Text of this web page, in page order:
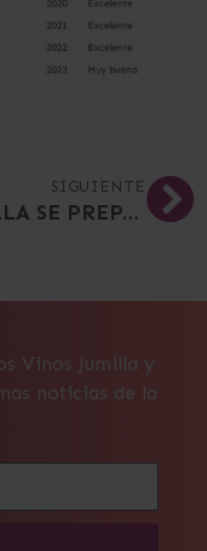
SIGUIENTE
JUMILLA SE PREPARA PARA RECIBIR EL 30 CERTAMEN DE CALIDAD VINOS DOP JUMILLA
Vinos Jumilla y
noticias de la